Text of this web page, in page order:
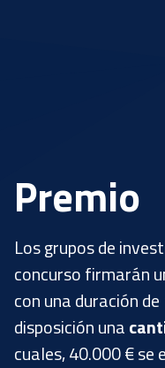
Premio
Los grupos de
concurso firmarán
con una duración
disposición una
cuales, 40.000 € se